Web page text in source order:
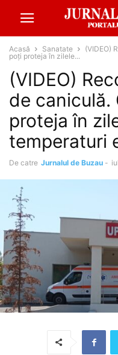
Acasă Sanatate
(VIDEO)
poți proteja în zilele...
(VIDEO)
de caniculă.
proteja în
temperaturi
De catre Jurnalul de Buzau -